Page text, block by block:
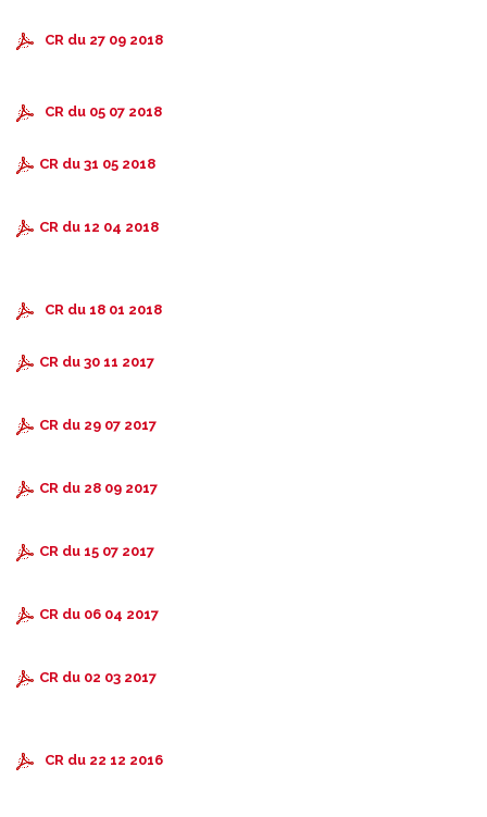
CR du 27 09 2018
CR du 05 07 2018
CR du 31 05 2018
CR du 12 04 2018
CR du 18 01 2018
CR du 30 11 2017
CR du 29 07 2017
CR du 28 09 2017
CR du 15 07 2017
CR du 06 04 2017
CR du 02 03 2017
CR du 22 12 2016